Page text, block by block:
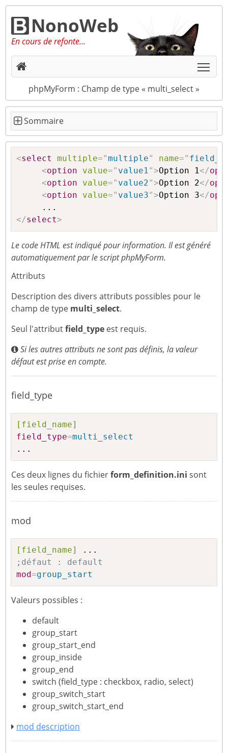
NonoWeb
En cours de refonte...
phpMyForm : Champ de type « multi_select »
<select multiple="multiple" name="
<option value=" value1">Option 1</
<option value=" value2">Option 2</
<option value=" value3">Option 3</
</select>
Le code HTML est indiqué pour information. Il est généré
automatiquement par le script phpMyForm.
Attributs
Description des divers attributs possibles pour le
champ de type multi_select.
Seul l'attributfield_type est requis.
Si les autres attributs ne sont pas définis, la valeur
défaut est prise en compte.
field_type
[field_name]
field_type=multi_select
...
Ces deux lignes du fichierform_definition.ini sont
les seules requises.
mod
[field_name]
;défaut : default
mod=group_start
Valeurs possibles :
default
group_start
group_start_end
group_inside
group_end
switch (field_type : checkbox, radio, select)
group_switch_start
group_switch_start_end
mod description